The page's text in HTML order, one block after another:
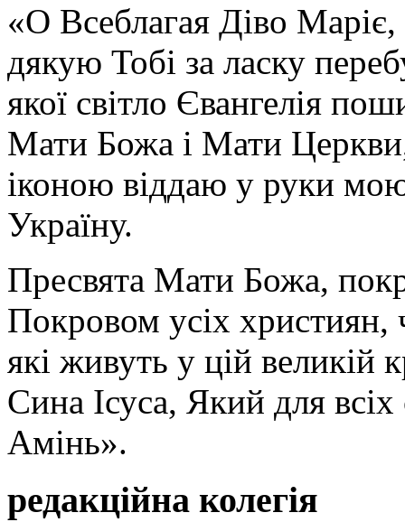
«О Всеблагая Діво
дякую Тобі за ласку
якої світло Євангелія
Мати Божа і Мати
іконою віддаю у руки
Україну.
Пресвята Мати Божа,
Покровом усіх християн,
які живуть у цій великій
Сина Ісуса, Який для
Амінь».
редакційна колегія